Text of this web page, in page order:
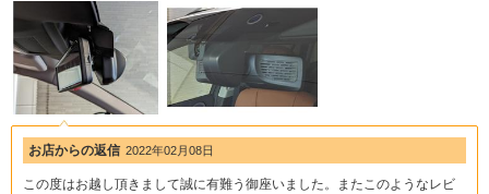
お店からの返信 2022年02月08日
この度はお越し頂きまして誠に有難う御座いました。またこのようなレビ